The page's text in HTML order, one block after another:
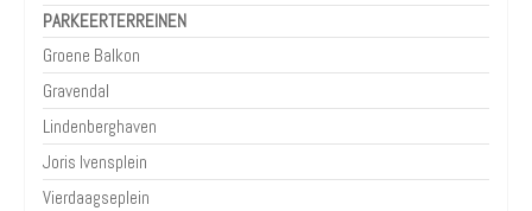
PARKEERTERREINEN
Groene Balkon
Gravendal
Lindenberghaven
Joris Ivensplein
Vierdaagseplein